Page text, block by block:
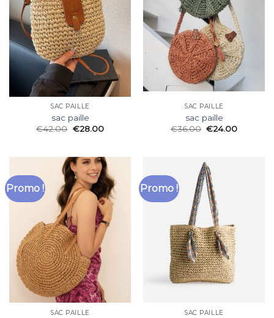
SAC PAILLE
sac paille
€42.00 €28.00
SAC PAILLE
sac paille
€36.00 €24.00
Promo !
SAC PAILLE
Promo !
SAC PAILLE